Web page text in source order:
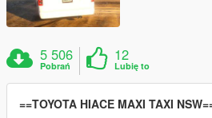
5 506
Pobrań
12
Lubię to
==TOYOTA HIACE MAXI TAXI